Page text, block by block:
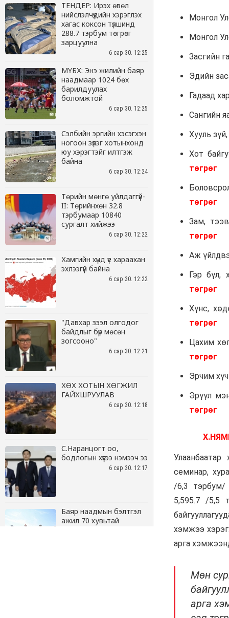
ТЕНДЕР: Ирэх өвөл
нийслэлчүүдийн хэрэглэх
хагас коксон түлшинд
288.7 тэрбум төгрөг
зарцуулна
6 сар 30. 12:25
МҮБХ: Энэ жилийн баяр
наадмаар 1024 бөх
барилдуулах
боломжтой
6 сар 30. 12:25
Сэлбийн эргийн хэсэгхэн
ногоон зүлэг хотынхонд
юу хэрэгтэйг илтгэж
байна
6 сар 30. 12:24
Төрийн мөнгө уйлдаггүй-
II: Төрийнхөн 32.8
тэрбумаар 10840
сургалт хийжээ
6 сар 30. 12:22
Хамгийн хүнд үе хараахан
эхлээгүй байна
6 сар 30. 12:22
"Давхар зээл олгодог
байдлыг бүр мөсөн
зогсооно"
6 сар 30. 12:21
ХӨХ ХОТЫН ХӨГЖИЛ
ГАЙХШРУУЛАВ
6 сар 30. 12:18
С.Наранцогт оо,
бодлогын хүүгээ нэмээч ээ
6 сар 30. 12:17
Баяр наадмын бэлтгэл
ажил 70 хувьтай